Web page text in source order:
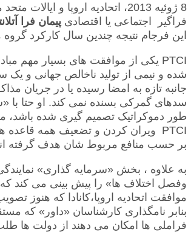
8 ژوئیه 2013، اتحادیه اروپا و
فراگیر اجتماعی یا اقتصادی پیمان فرا
این فرجام نتیجه چندین سال کارکرد گروه
PTCI یکی از موافقت های بسیار مهم
شده و نیمی از تولید ناخالص جهانی و یک
جانبه تازه به امضا رسیده یا در جریان
سدهای گمرکی بسنده نمی کند. او حتا با
طور دموکراتیک تصمیم گیری شده باشد،
PTCI ویران کردن و تضعیف همه قاعده
بر حسب منافع مربوط شان هدف گرفته
به علاوه ، بخش «سرمایه گذاری»
وفصل اختلاف ها» را پیش بینی می کند
موافقت اتحادیه اروپا،کانادا که هنوز
بنابر نامگذاری کارشناسان «داور» که
فراملی ها امکان می دهند از دولت ها